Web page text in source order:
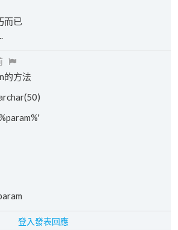
而已
的方法
登入發表回應